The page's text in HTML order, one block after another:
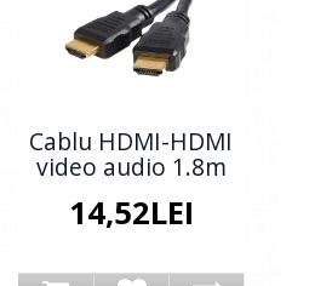
Cablu HDMI-HDMI
video audio 1.8m
14,52LEI